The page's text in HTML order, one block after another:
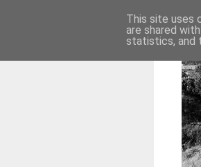
This site uses
are shared
statistics, and